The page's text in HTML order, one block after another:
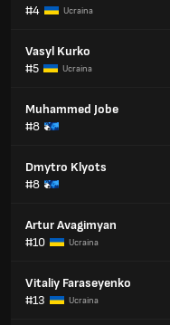
#4
Ucraina
Vasyl Kurko
#5
Ucraina
Muhammed Jobe
#8
Dmytro Klyots
#8
Artur Avagimyan
#10
Ucraina
Vitaliy Faraseyenko
#13
Ucraina